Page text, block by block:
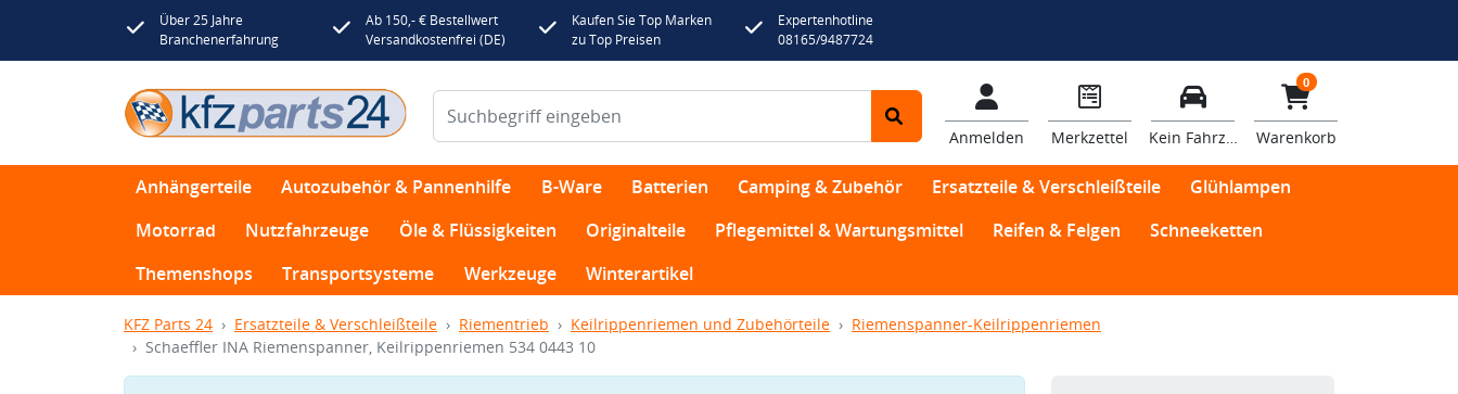
Über 25 Jahre
Branchenerfahrung
Ab 150,- € Bestellwert
Versandkostenfrei (DE)
Kaufen Sie Top Marken
zu Top Preisen
Expertenhotline
08165/9487724
Anmelden Merkzettel Kein Fahrzeug
0
Warenkorb
Anhängerteile Autozubehör & Pannenhilfe B-Ware Batterien Camping & Zubehör Ersatzteile & Verschleißteile
Glühlampen
Motorrad
Nutzfahrzeuge Öle & Flüssigkeiten Originalteile Pflegemittel & Wartungsmittel Reifen & Felgen
Schneeketten
Themenshops
Transportsysteme Werkzeuge Winterartikel
KFZ Parts 24 Ersatzteile & Verschleißteile Riementrieb Keilrippenriemen und Zubehörteile
Riemenspanner-Keilrippenriemen
Schaeffler INA Riemenspanner, Keilrippenriemen 534 0443 10